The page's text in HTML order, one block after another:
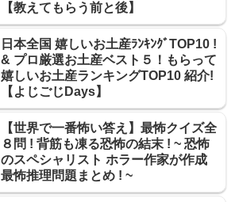
【教えてもらう前と後】
日本全国 嬉しいお土産ﾗﾝｷﾝｸﾞTOP10 !
& プロ厳選お土産ベスト５！もらって
嬉しいお土産ランキングTOP10 紹介!
【よじごじDays】
【世界で一番怖い答え】最怖クイズ全
８問 ! 背筋も凍る恐怖の結末 ! ~ 恐怖
のスペシャリスト ホラー作家が作成
最怖推理問題まとめ ! ~